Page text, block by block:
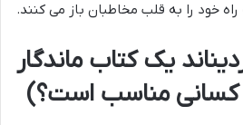
خود را به قلب مخاطبان باز می کنند.
یک کتاب ماندگار
کسانی مناسب است؟)